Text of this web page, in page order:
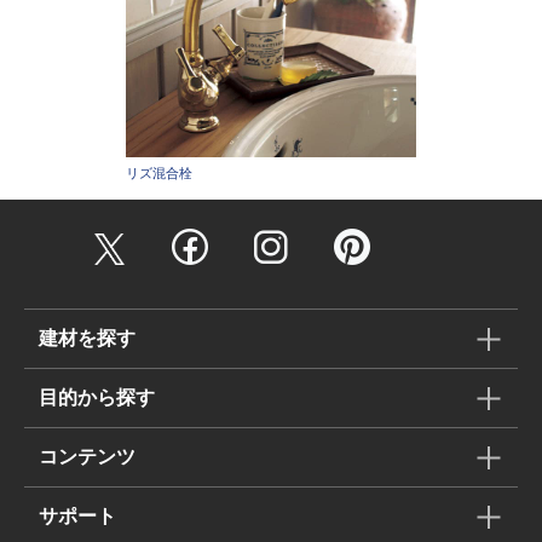
リズ混合栓
建材を探す
目的から探す
コンテンツ
サポート